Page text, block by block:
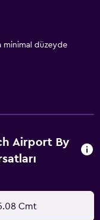
minimal düzeyde
Airport By
Cmt